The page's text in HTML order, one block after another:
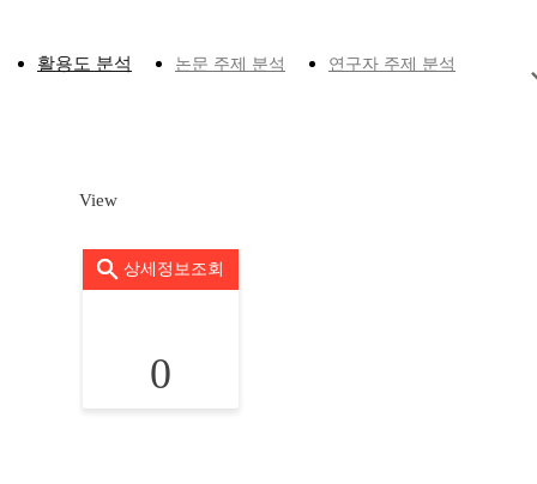
활용도 분석 논문 주제 분석 연구자 주제 분석
View
상세정보조회
0